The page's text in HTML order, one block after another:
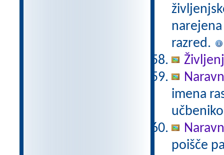
razred.
imena
poišče